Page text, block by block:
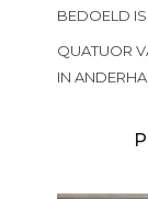
BEDOELD IS
QUATUOR
IN